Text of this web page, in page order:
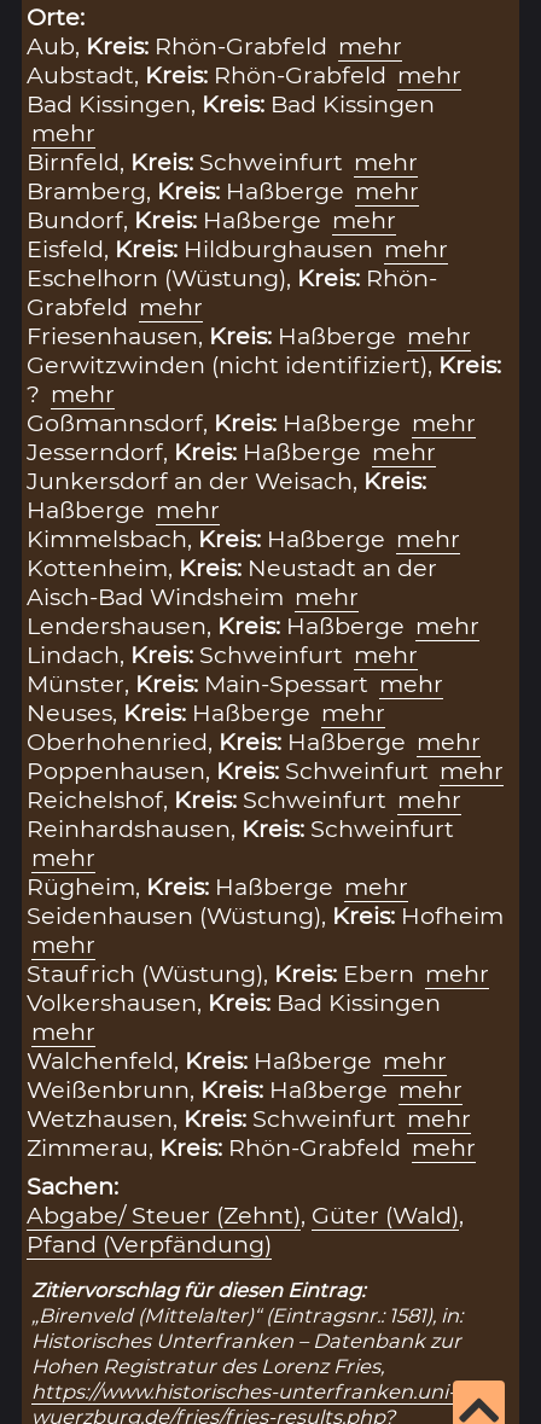
Orte:
Aub, Kreis: Rhön-Grabfeld mehr
Aubstadt, Kreis: Rhön-Grabfeld mehr
Bad Kissingen, Kreis: Bad Kissingen
mehr
Birnfeld, Kreis: Schweinfurt mehr
Bramberg, Kreis: Haßberge mehr
Bundorf, Kreis: Haßberge mehr
Eisfeld, Kreis: Hildburghausen mehr
Eschelhorn (Wüstung), Kreis: Rhön-
Grabfeld mehr
Friesenhausen, Kreis: Haßberge mehr
Gerwitzwinden (nicht identifiziert), Kreis:
? mehr
Goßmannsdorf, Kreis: Haßberge mehr
Jesserndorf, Kreis: Haßberge mehr
Junkersdorf an der Weisach, Kreis:
Haßberge mehr
Kimmelsbach, Kreis: Haßberge mehr
Kottenheim, Kreis: Neustadt an der
Aisch-Bad Windsheim mehr
Lendershausen, Kreis: Haßberge mehr
Lindach, Kreis: Schweinfurt mehr
Münster, Kreis: Main-Spessart mehr
Neuses, Kreis: Haßberge mehr
Oberhohenried, Kreis: Haßberge mehr
Poppenhausen, Kreis: Schweinfurt mehr
Reichelshof, Kreis: Schweinfurt mehr
Reinhardshausen, Kreis: Schweinfurt
mehr
Rügheim, Kreis: Haßberge mehr
Seidenhausen (Wüstung), Kreis: Hofheim
mehr
Staufrich (Wüstung), Kreis: Ebern mehr
Volkershausen, Kreis: Bad Kissingen
mehr
Walchenfeld, Kreis: Haßberge mehr
Weißenbrunn, Kreis: Haßberge mehr
Wetzhausen, Kreis: Schweinfurt mehr
Zimmerau, Kreis: Rhön-Grabfeld mehr
Sachen:
Abgabe/ Steuer (Zehnt), Güter (Wald),
Pfand (Verpfändung)
Zitiervorschlag für diesen Eintrag:
„Birenveld (Mittelalter)“ (Eintragsnr.: 1581), in:
Historisches Unterfranken – Datenbank zur
Hohen Registratur des Lorenz Fries,
https://www.historisches-unterfranken.uni-
wuerzburg.de/fries/fries-results.php?